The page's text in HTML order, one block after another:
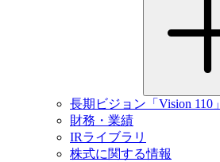
長期ビジョン「Vision 110」
財務・業績
IRライブラリ
株式に関する情報